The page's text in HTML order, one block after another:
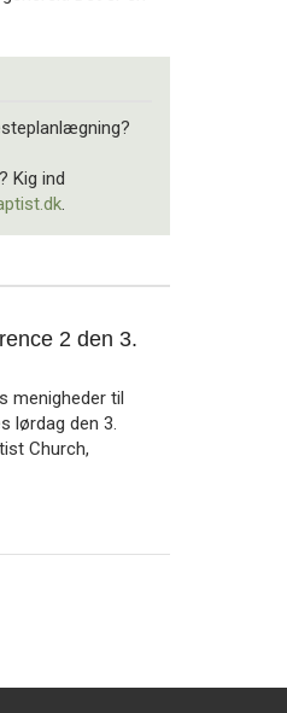
Kig ind
2 den 3.
menigheder til
lørdag den 3.
Church,